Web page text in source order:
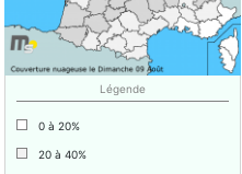
Légende
0 à 20%
20 à 40%